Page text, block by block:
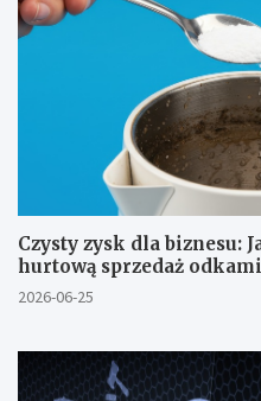
Czysty zysk dla biznesu:
hurtową sprzedaż
2026-06-25